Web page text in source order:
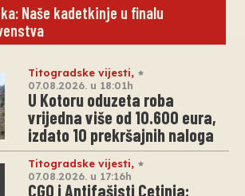
Naše kadetkinje u finalu
Titogradske vijesti,
07.08.2026. u 18:01h
U Kotoru oduzeta roba
vrijedna više od 10.600 eura,
izdato 10 prekršajnih naloga
Titogradske vijesti,
07.08.2026. u 17:16h
CGO i Antifašisti Cetinja: